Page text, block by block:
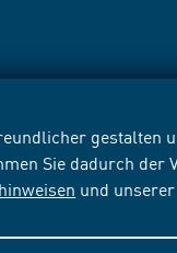
gestalten
Sie dadurch der
und unserer